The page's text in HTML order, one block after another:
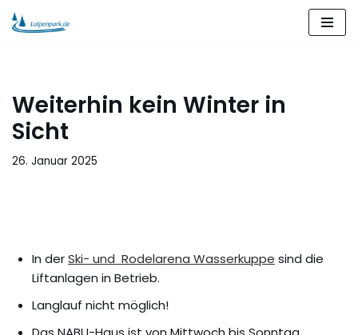
Weiterhin kein Winter in
Sicht
26. Januar 2025
In derSki- und Rodelarena Wasserkuppe sind die
Liftanlagen in Betrieb.
Langlauf nicht möglich!